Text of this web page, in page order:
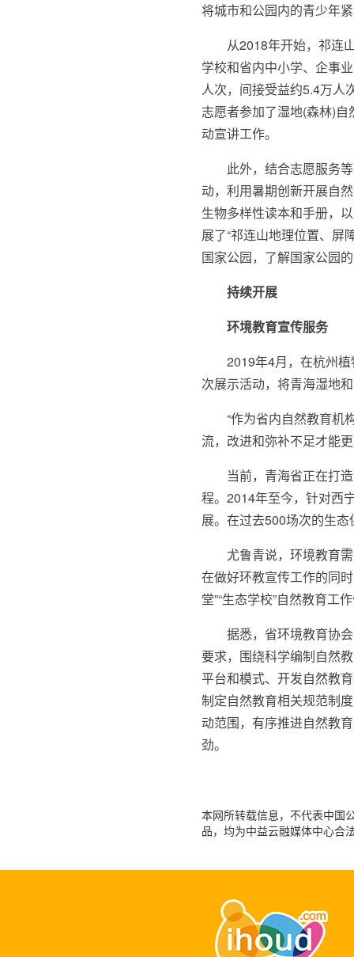
将城市和公园内的青少年
从2018年开始，祁连
学校和省内中小学、企事
人次，间接受益约5.4万人
志愿者参加了湿地(森林)自
动宣讲工作。
此外，结合志愿服务
动，利用暑期创新开展自
生物多样性读本和手册，
展了“祁连山地理位置、屏
国家公园，了解国家公园
持续开展
环境教育宣传服务
2019年4月，在杭州
次展示活动，将青海湿地
“作为省内自然教育机
流，改进和弥补不足才能
当前，青海省正在打
程。2014年至今，针对西
展。在过去500场次的生
尤鲁青说，环境教育
在做好环教宣传工作的同
堂”“生态学校”自然教育工
据悉，省环境教育协
要求，围绕科学编制自然
平台和模式、开发自然教
制定自然教育相关规范制
动范围，有序推进自然教
劲。
本网所转载信息，不代表中国
品，均为中益云融媒体中心合